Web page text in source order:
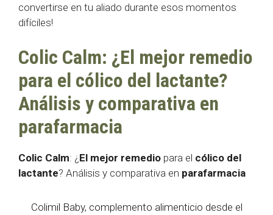
convertirse en tu aliado durante esos momentos
difíciles!
Colic Calm: ¿El mejor remedio
para el cólico del lactante?
Análisis y comparativa en
parafarmacia
Colic Calm: ¿ El mejor remedio para el cólico del
lactante? Análisis y comparativa en parafarmacia
Colimil Baby, complemento alimenticio desde el